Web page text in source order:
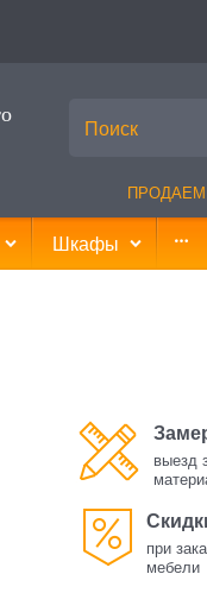
ПРОДАЕМ
Шкафы
выезд
при
мебели